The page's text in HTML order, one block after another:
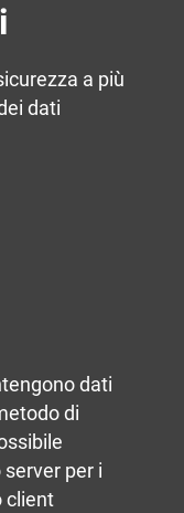
a più
dati
dati
di
per i
client